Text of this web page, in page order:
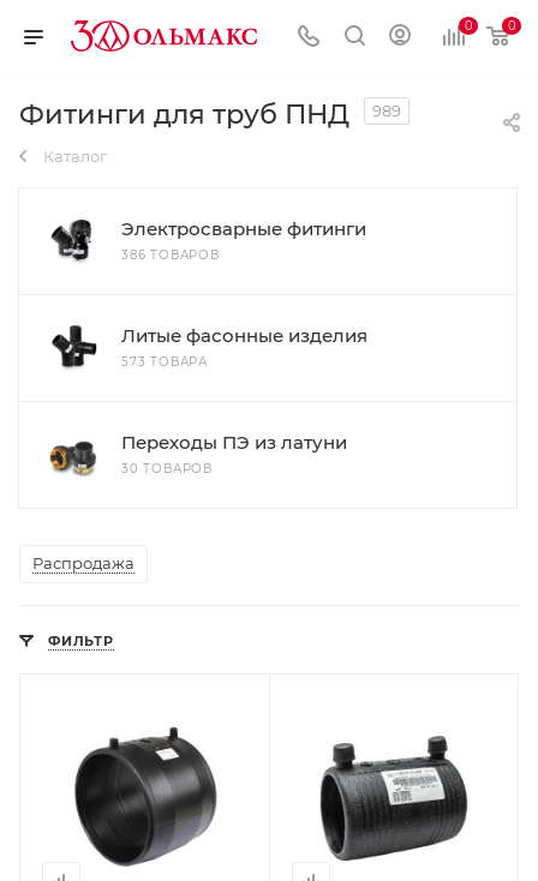
0 0
Фитинги для труб ПНД 989
Каталог
Электросварные фитинги
386 ТОВАРОВ
Литые фасонные изделия
573 ТОВАРА
Переходы ПЭ из латуни
30 ТОВАРОВ
Распродажа
ФИЛЬТР